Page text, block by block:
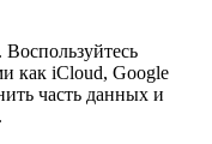
как iCloud, Google
часть данных и